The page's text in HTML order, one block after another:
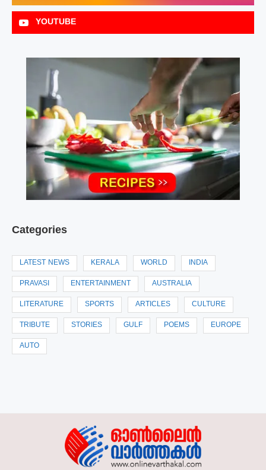
YOUTUBE
Categories
LATEST NEWS KERALA WORLD INDIA
PRAVASI ENTERTAINMENT AUSTRALIA
LITERATURE SPORTS ARTICLES CULTURE
TRIBUTE STORIES GULF POEMS EUROPE
AUTO